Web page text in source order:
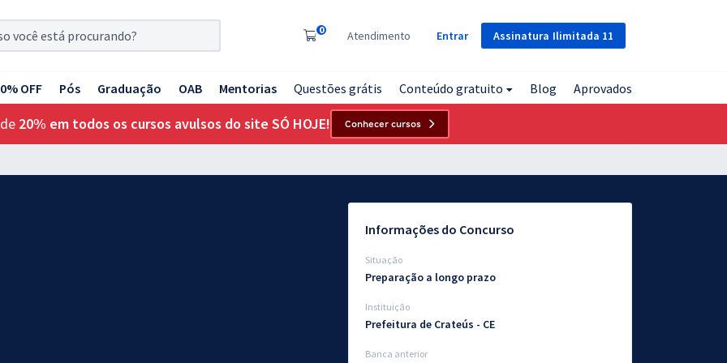
Assinatura Ilimitada 11
0 Atendimento Entrar
OFF Pós Graduação OAB Mentorias Questões grátis Conteúdo gratuito Blog Aprovados
20% em todos os cursos avulsos do site SÓ HOJE! Conhecer cursos
Informações do Concurso
Situação
Preparação a longo prazo
Instituição
Prefeitura de Crateús - CE
Banca anterior